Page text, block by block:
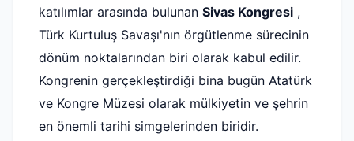
katılımlar arasında bulunan Sivas Kongresi ,
Türk Kurtuluş Savaşı'nın örgütlenme sürecinin
dönüm noktalarından biri olarak kabul edilir.
Kongrenin gerçekleştirdiği bina bugün Atatürk
ve Kongre Müzesi olarak mülkiyetin ve şehrin
en önemli tarihi simgelerinden biridir.